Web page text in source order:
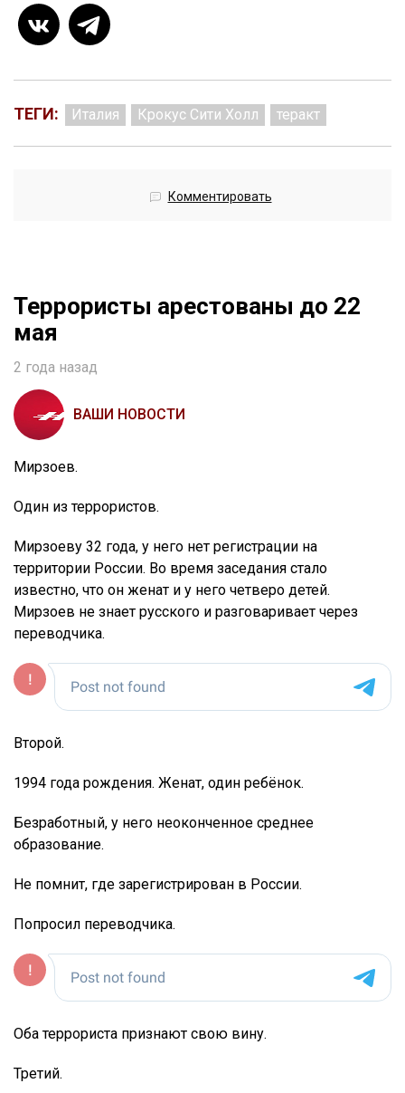
ТЕГИ: Италия Крокус Сити Холл теракт
Комментировать
Террористы арестованы до 22
мая
2 года назад
ВАШИ НОВОСТИ
Мирзоев.
Один из террористов.
Мирзоеву 32 года, у него нет регистрации на
территории России. Во время заседания стало
известно, что он женат и у него четверо детей.
Мирзоев не знает русского и разговаривает через
переводчика.
Второй.
1994 года рождения. Женат, один ребёнок.
Безработный, у него неоконченное среднее
образование.
Не помнит, где зарегистрирован в России.
Попросил переводчика.
Оба террориста признают свою вину.
Третий.